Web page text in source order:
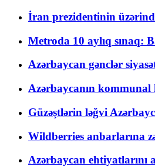
İran prezidentinin
Metroda 10 aylıq sınaq:
Azərbaycan gənclər
Azərbaycanın kommunal
Güzəştlərin ləğvi
Wildberries anbarlarına
Azərbaycan ehtiyatlarını